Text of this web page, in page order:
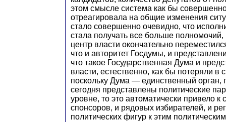
этом смысле система как бы
отреагировала на общие изменения
стало совершенно очевидно, что
стала получать все больше
центр власти окончательно
что и авторитет Госдумы, и
что такое Государственная Дума и
власти, естественно, как бы потеряли в
поскольку Дума — единственный орган,
сегодня представлены политические
уровне, то это автоматически привело
спонсоров, и рядовых избирателей, и
политических фигур к этим